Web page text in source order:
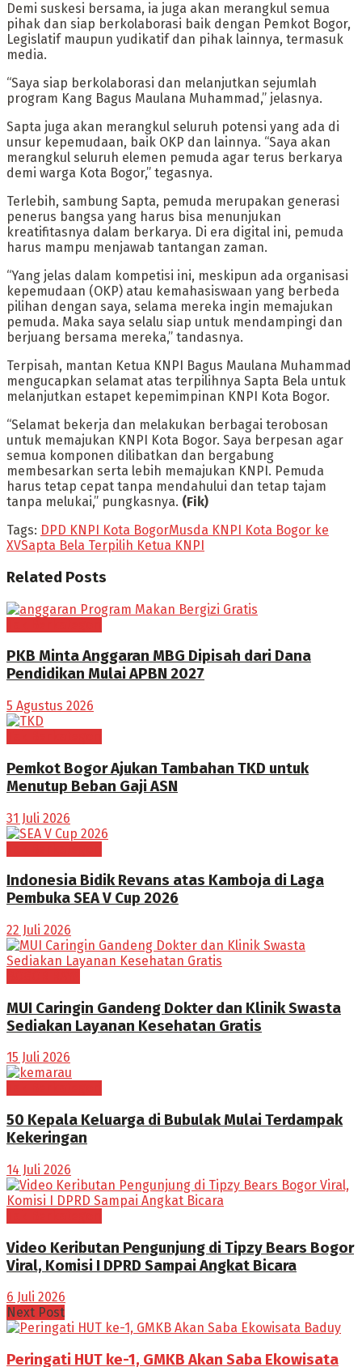
Demi suskesi bersama, ia juga akan merangkul semua
pihak dan siap berkolaborasi baik dengan Pemkot Bogor,
Legislatif maupun yudikatif dan pihak lainnya, termasuk
media.
“Saya siap berkolaborasi dan melanjutkan sejumlah
program Kang Bagus Maulana Muhammad,” jelasnya.
Sapta juga akan merangkul seluruh potensi yang ada di
unsur kepemudaan, baik OKP dan lainnya. “Saya akan
merangkul seluruh elemen pemuda agar terus berkarya
demi warga Kota Bogor,” tegasnya.
Terlebih, sambung Sapta, pemuda merupakan generasi
penerus bangsa yang harus bisa menunjukan
kreatifitasnya dalam berkarya. Di era digital ini, pemuda
harus mampu menjawab tantangan zaman.
“Yang jelas dalam kompetisi ini, meskipun ada organisasi
kepemudaan (OKP) atau kemahasiswaan yang berbeda
pilihan dengan saya, selama mereka ingin memajukan
pemuda. Maka saya selalu siap untuk mendampingi dan
berjuang bersama mereka,” tandasnya.
Terpisah, mantan Ketua KNPI Bagus Maulana Muhammad
mengucapkan selamat atas terpilihnya Sapta Bela untuk
melanjutkan estapet kepemimpinan KNPI Kota Bogor.
“Selamat bekerja dan melakukan berbagai terobosan
untuk memajukan KNPI Kota Bogor. Saya berpesan agar
semua komponen dilibatkan dan bergabung
membesarkan serta lebih memajukan KNPI. Pemuda
harus tetap cepat tanpa mendahului dan tetap tajam
tanpa melukai,” pungkasnya. (Fik)
Tags: DPD KNPI Kota BogorMusda KNPI Kota Bogor ke
XVSapta Bela Terpilih Ketua KNPI
Related Posts
PKB Minta Anggaran MBG Dipisah dari Dana
Pendidikan Mulai APBN 2027
5 Agustus 2026
Pemkot Bogor Ajukan Tambahan TKD untuk
Menutup Beban Gaji ASN
31 Juli 2026
Indonesia Bidik Revans atas Kamboja di Laga
Pembuka SEA V Cup 2026
22 Juli 2026
MUI Caringin Gandeng Dokter dan Klinik Swasta
Sediakan Layanan Kesehatan Gratis
15 Juli 2026
50 Kepala Keluarga di Bubulak Mulai Terdampak
Kekeringan
14 Juli 2026
Video Keributan Pengunjung di Tipzy Bears Bogor
Viral, Komisi I DPRD Sampai Angkat Bicara
6 Juli 2026
Next Post
Peringati HUT ke-1, GMKB Akan Saba Ekowisata